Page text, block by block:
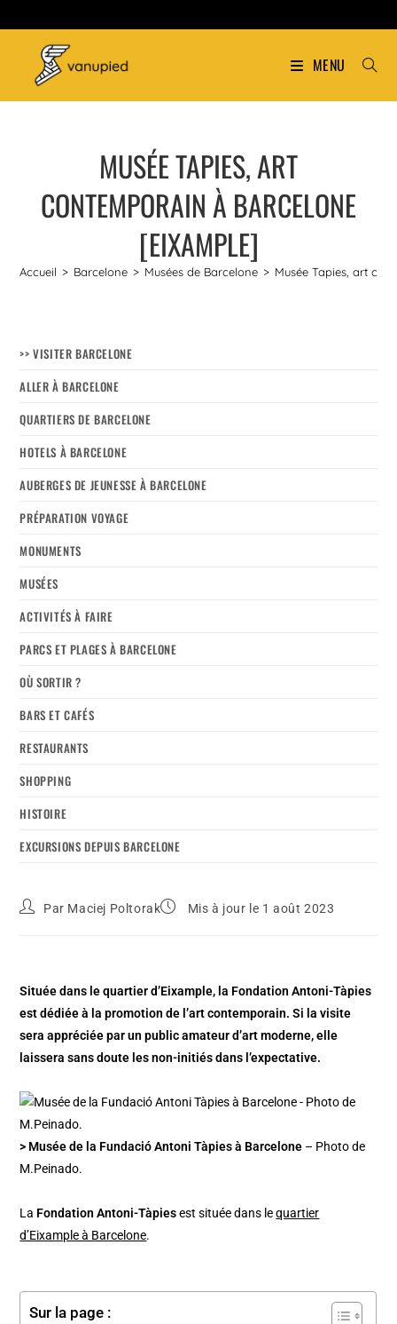
MENU
MUSÉE TAPIES, ART
CONTEMPORAIN À BARCELONE
[EIXAMPLE]
Accueil > Barcelone > Musées de Barcelone > Musée Tapies, art
>> VISITER BARCELONE
ALLER À BARCELONE
QUARTIERS DE BARCELONE
HOTELS À BARCELONE
AUBERGES DE JEUNESSE À BARCELONE
PRÉPARATION VOYAGE
MONUMENTS
MUSÉES
ACTIVITÉS À FAIRE
PARCS ET PLAGES À BARCELONE
OÙ SORTIR ?
BARS ET CAFÉS
RESTAURANTS
SHOPPING
HISTOIRE
EXCURSIONS DEPUIS BARCELONE
Par Maciej Poltorak Mis à jour le 1 août 2023
Située dans le quartier d’Eixample, la Fondation Antoni-Tàpies
est dédiée à la promotion de l’art contemporain. Si la visite
sera appréciée par un public amateur d’art moderne, elle
laissera sans doute les non-initiés dans l’expectative.
> Musée de la Fundació Antoni Tàpies à Barcelone – Photo de
M.Peinado.
La Fondation Antoni-Tàpiesest située dans lequartier
d’Eixample à Barcelone.
Sur la page :